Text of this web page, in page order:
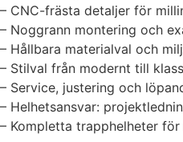
– CNC-frästa detaljer för
– Noggrann montering och
– Hållbara materialval och
– Stilval från modernt till
– Service, justering och
– Helhetsansvar:
– Kompletta trapphelheter